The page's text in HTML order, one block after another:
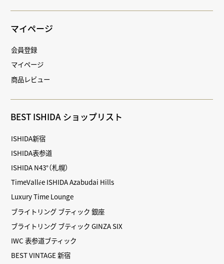
マイページ
会員登録
マイページ
商品レビュー
BEST ISHIDA ショップリスト
ISHIDA新宿
ISHIDA表参道
ISHIDA N43°（札幌）
TimeVallée ISHIDA Azabudai Hills
Luxury Time Lounge
ブライトリング ブティック 銀座
ブライトリング ブティック GINZA SIX
IWC 表参道ブティック
BEST VINTAGE 新宿